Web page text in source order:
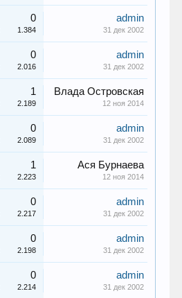
0
1.384
admin
31 дек 2002
0
2.016
admin
31 дек 2002
1
2.189
Влада Островская
12 ноя 2014
0
2.089
admin
31 дек 2002
1
2.223
Ася Бурнаева
12 ноя 2014
0
2.217
admin
31 дек 2002
0
2.198
admin
31 дек 2002
0
2.214
admin
31 дек 2002